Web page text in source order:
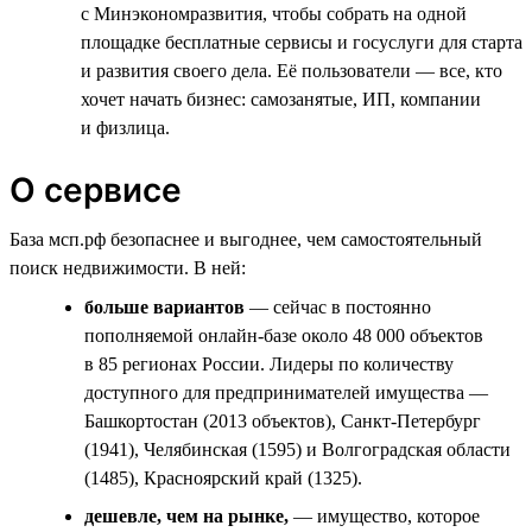
с Минэкономразвития, чтобы собрать на одной
площадке бесплатные сервисы и госуслуги для старта
и развития своего дела. Её пользователи — все, кто
хочет начать бизнес: самозанятые, ИП, компании
и физлица.
О сервисе
База мсп.рф безопаснее и выгоднее, чем самостоятельный
поиск недвижимости. В ней:
больше вариантов — сейчас в постоянно
пополняемой онлайн-базе около 48 000 объектов
в 85 регионах России. Лидеры по количеству
доступного для предпринимателей имущества —
Башкортостан (2013 объектов), Санкт-Петербург
(1941), Челябинская (1595) и Волгоградская области
(1485), Красноярский край (1325).
дешевле, чем на рынке, — имущество, которое